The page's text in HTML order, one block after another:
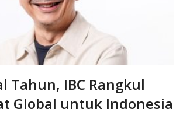
Tahun, IBC Rangkul
Global untuk Indonesia